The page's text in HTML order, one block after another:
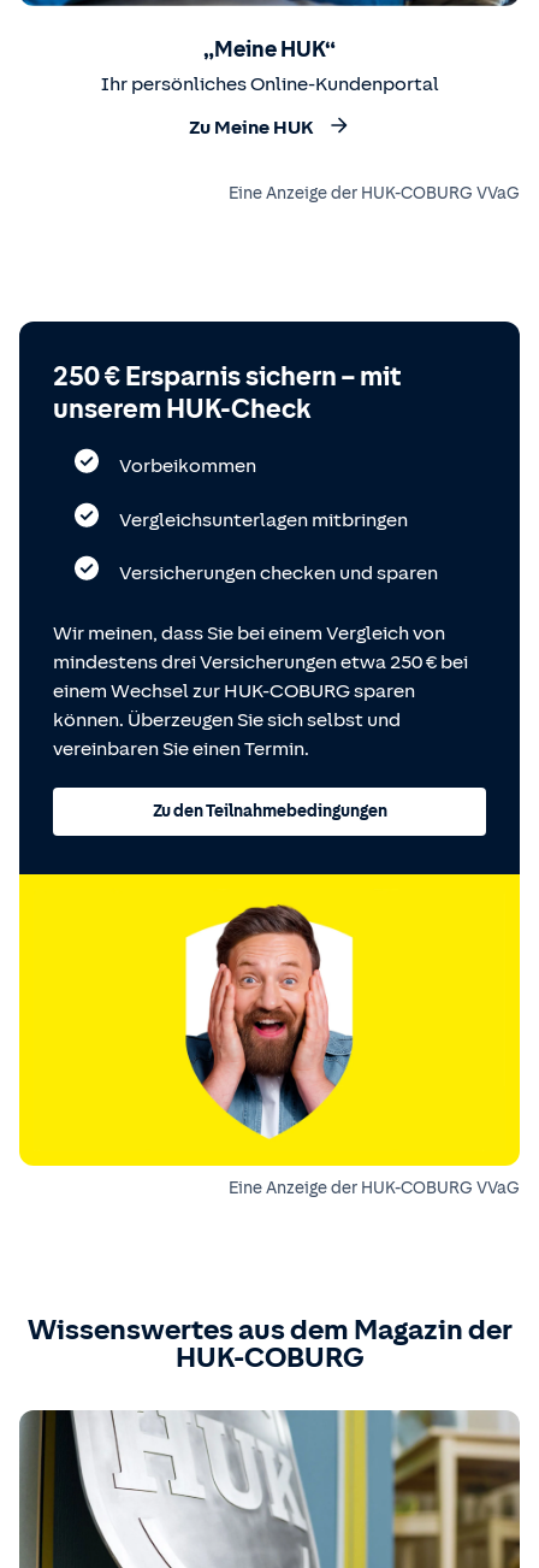
„Meine HUK“
Ihr persönliches Online-Kundenportal
Zu Meine HUK
Eine Anzeige der HUK-COBURG VVaG
250 € Ersparnis sichern – mit
unserem HUK-Check
Vorbeikommen
Vergleichsunterlagen mitbringen
Versicherungen checken und sparen
Wir meinen, dass Sie bei einem Vergleich von
mindestens drei Versicherungen etwa 250 € bei
einem Wechsel zur HUK-COBURG sparen
können. Überzeugen Sie sich selbst und
vereinbaren Sie einen Termin.
Zu den Teilnahmebedingungen
Eine Anzeige der HUK-COBURG VVaG
Wissenswertes aus dem Magazin der
HUK-COBURG